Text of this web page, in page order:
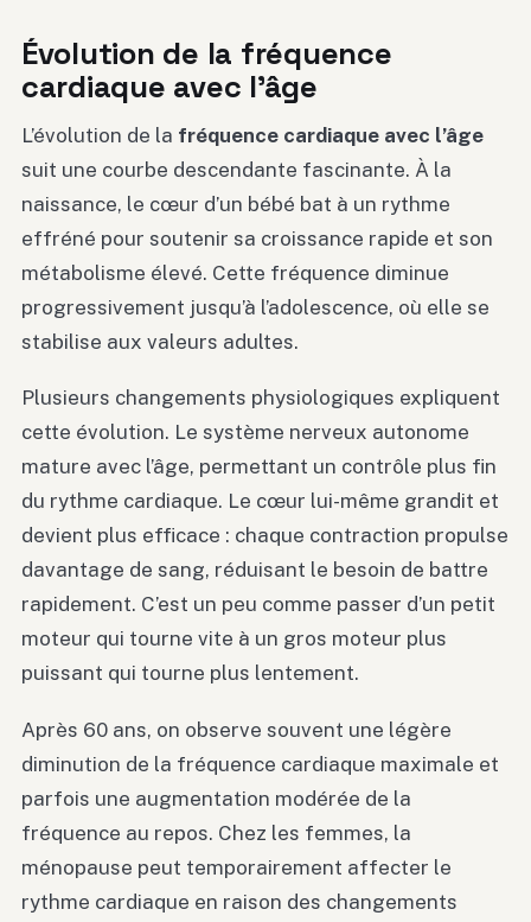
Évolution de la fréquence
cardiaque avec l’âge
L’évolution de la fréquence cardiaque avec l’âge
suit une courbe descendante fascinante. À la
naissance, le cœur d’un bébé bat à un rythme
effréné pour soutenir sa croissance rapide et son
métabolisme élevé. Cette fréquence diminue
progressivement jusqu’à l’adolescence, où elle se
stabilise aux valeurs adultes.
Plusieurs changements physiologiques expliquent
cette évolution. Le système nerveux autonome
mature avec l’âge, permettant un contrôle plus fin
du rythme cardiaque. Le cœur lui-même grandit et
devient plus efficace : chaque contraction propulse
davantage de sang, réduisant le besoin de battre
rapidement. C’est un peu comme passer d’un petit
moteur qui tourne vite à un gros moteur plus
puissant qui tourne plus lentement.
Après 60 ans, on observe souvent une légère
diminution de la fréquence cardiaque maximale et
parfois une augmentation modérée de la
fréquence au repos. Chez les femmes, la
ménopause peut temporairement affecter le
rythme cardiaque en raison des changements